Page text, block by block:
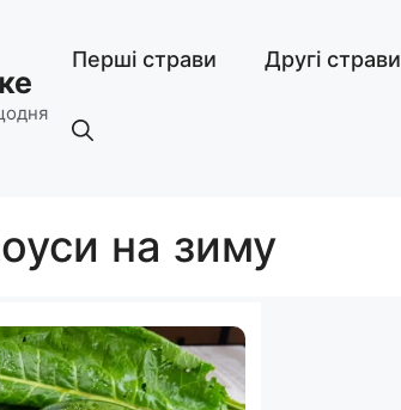
Перші страви Другі страви
на зиму